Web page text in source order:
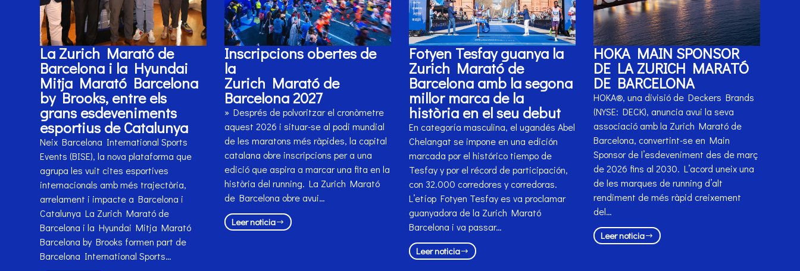
La Zurich Marató de
Barcelona i la Hyundai
Mitja Marató Barcelona
by Brooks, entre els
grans esdeveniments
esportius de Catalunya
Neix Barcelona International Sports
Events (BISE), la nova plataforma que
agrupa les vuit cites esportives
internacionals amb més trajectòria,
arrelament i impacte a Barcelona i
Catalunya La Zurich Marató de
Barcelona i la Hyundai Mitja Marató
Barcelona by Brooks formen part de
Barcelona International Sports…
Inscripcions obertes de
la
Zurich Marató de
Barcelona 2027
» Després de polvoritzar el cronòmetre
aquest 2026 i situar-se al podi mundial
de les maratons més ràpides, la capital
catalana obre inscripcions per a una
edició que aspira a marcar una fita en la
història del running. La Zurich Marató
de Barcelona obre avui…
Leer noticia
Fotyen Tesfay guanya la
Zurich Marató de
Barcelona amb la segona
millor marca de la
història en el seu debut
En categoría masculina, el ugandés Abel
Chelangat se impone en una edición
marcada por el histórico tiempo de
Tesfay y por el récord de participación,
con 32.000 corredores y corredoras.
L’etíop Fotyen Tesfay es va proclamar
guanyadora de la Zurich Marató
Barcelona i va passar…
Leer noticia
HOKA MAIN SPONSOR
DE LA ZURICH MARATÓ
DE BARCELONA
HOKA®, una divisió de Deckers Brands
(NYSE: DECK), anuncia avui la seva
associació amb la Zurich Marató de
Barcelona, convertint-se en Main
Sponsor de l’esdeveniment des de març
de 2026 fins al 2030. L’acord uneix una
de les marques de running d’alt
rendiment de més ràpid creixement
del…
Leer noticia